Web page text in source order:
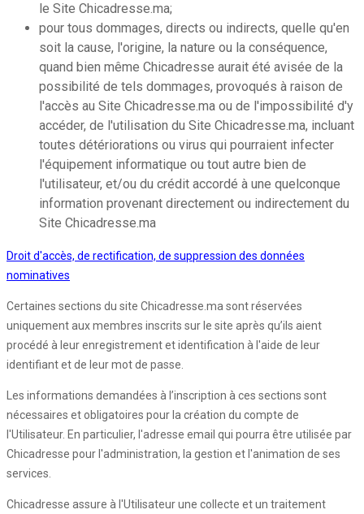
le Site Chicadresse.ma;
pour tous dommages, directs ou indirects, quelle qu'en
soit la cause, l'origine, la nature ou la conséquence,
quand bien même Chicadresse aurait été avisée de la
possibilité de tels dommages, provoqués à raison de
l'accès au Site Chicadresse.ma ou de l'impossibilité d'y
accéder, de l'utilisation du Site Chicadresse.ma, incluant
toutes détériorations ou virus qui pourraient infecter
l'équipement informatique ou tout autre bien de
l'utilisateur, et/ou du crédit accordé à une quelconque
information provenant directement ou indirectement du
Site Chicadresse.ma
Droit d'accès, de rectification, de suppression des données
nominatives
Certaines sections du site Chicadresse.ma sont réservées
uniquement aux membres inscrits sur le site après qu’ils aient
procédé à leur enregistrement et identification à l'aide de leur
identifiant et de leur mot de passe.
Les informations demandées à l’inscription à ces sections sont
nécessaires et obligatoires pour la création du compte de
l'Utilisateur. En particulier, l'adresse email qui pourra être utilisée par
Chicadresse pour l'administration, la gestion et l'animation de ses
services.
Chicadresse assure à l'Utilisateur une collecte et un traitement